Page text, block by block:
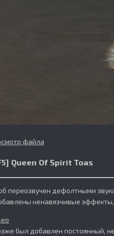
файла
Queen Of Spirit Toas
переозвучен дефолтными
ненавязчивые
был добавлен постоянный,